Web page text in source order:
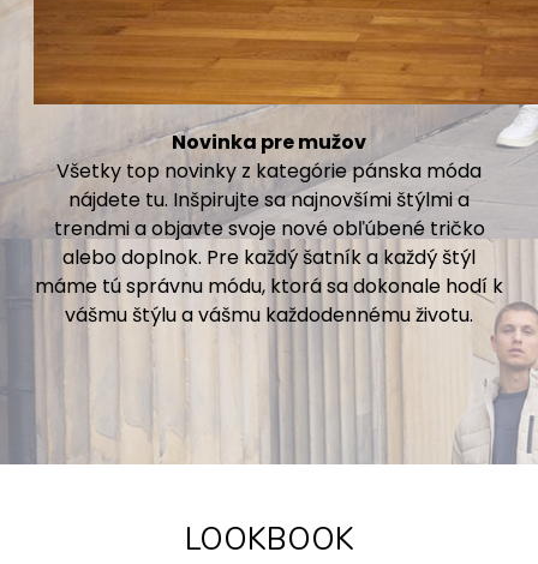
Novinka pre mužov
Všetky top novinky z kategórie pánska móda
nájdete tu. Inšpirujte sa najnovšími štýlmi a
trendmi a objavte svoje nové obľúbené tričko
alebo doplnok. Pre každý šatník a každý štýl
máme tú správnu módu, ktorá sa dokonale hodí k
vášmu štýlu a vášmu každodennému životu.
LOOKBOOK